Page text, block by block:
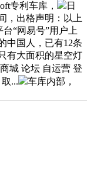
专利车库，
日
，出格声明：以上
“网易号”用户上
中国人，已有12条
有大面积的星空灯
城 论坛 自运营 登
...
车库内部，